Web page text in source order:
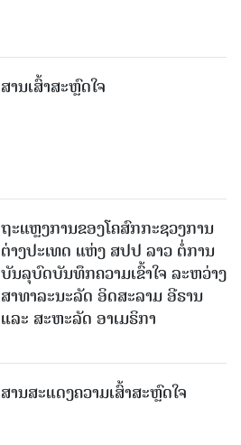
ສານເສົ້າສະຫຼົດໃຈ
ຖະແຫຼງການຂອງໂຄສົກກະຊວງການ
ຕ່າງປະເທດ ແຫ່ງ ສປປ ລາວ ຕໍ່ການ
ບັນລຸບົດບັນທຶກຄວາມເຂົ້າໃຈ ລະຫວ່າງ
ສາທາລະນະລັດ ອິດສະລາມ ອີຣານ
ແລະ ສະຫະລັດ ອາເມຣິກາ
ສານສະແດງຄວາມເສົ້າສະຫຼົດໃຈ